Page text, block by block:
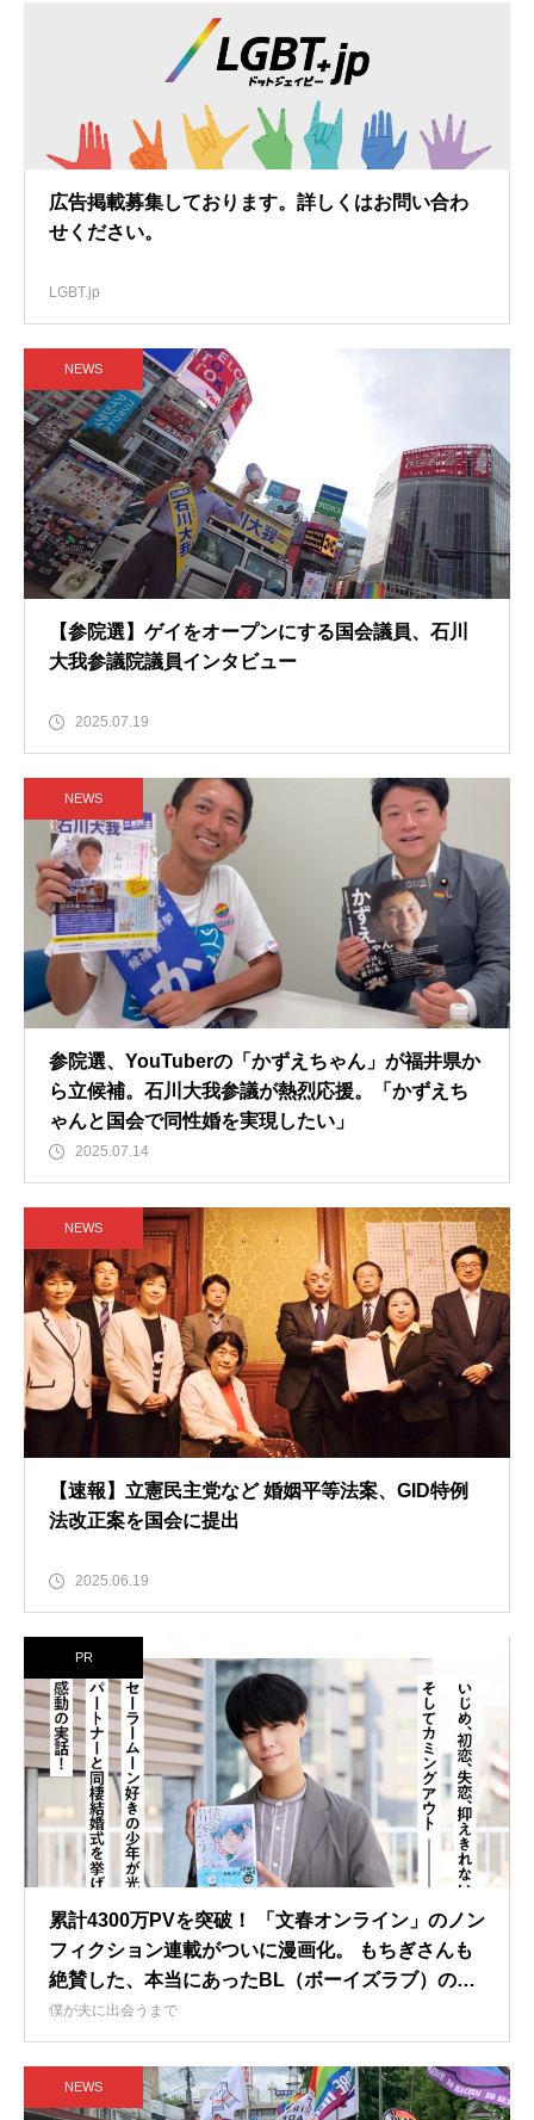
広告掲載募集しております。詳しくはお問い合わ
せください。
LGBT.jp
NEWS
【参院選】ゲイをオープンにする国会議員、石川
大我参議院議員インタビュー
2025.07.19
NEWS
参院選、YouTuberの「かずえちゃん」が福井県か
ら立候補。石川大我参議が熱烈応援。「かずえち
ゃんと国会で同性婚を実現したい」
2025.07.14
NEWS
【速報】立憲民主党など 婚姻平等法案、GID特例
法改正案を国会に提出
2025.06.19
PR
累計4300万PVを突破！ 「文春オンライン」のノン
フィクション連載がついに漫画化。 もちぎさんも
絶賛した、本当にあったBL（ボーイズラブ）の物
語。
僕が夫に出会うまで
NEWS